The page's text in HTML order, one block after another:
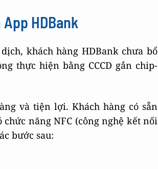
HDBank
khách hàng HDBank chưa bổ
thực hiện bằng CCCD gắn chip-
và tiện lợi. Khách hàng có sẵn
năng NFC (công nghệ kết nối
bước sau: